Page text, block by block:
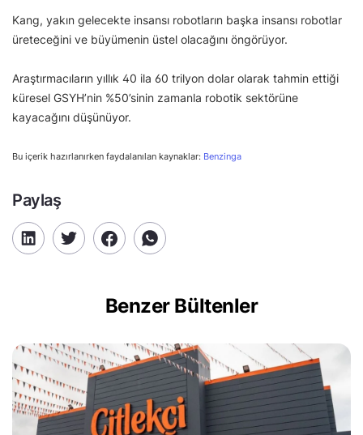
Kang, yakın gelecekte insansı robotların başka insansı robotlar
üreteceğini ve büyümenin üstel olacağını öngörüyor.
Araştırmacıların yıllık 40 ila 60 trilyon dolar olarak tahmin ettiği
küresel GSYH’nin %50’sinin zamanla robotik sektörüne
kayacağını düşünüyor.
Bu içerik hazırlanırken faydalanılan kaynaklar: Benzinga
Paylaş
Benzer Bültenler